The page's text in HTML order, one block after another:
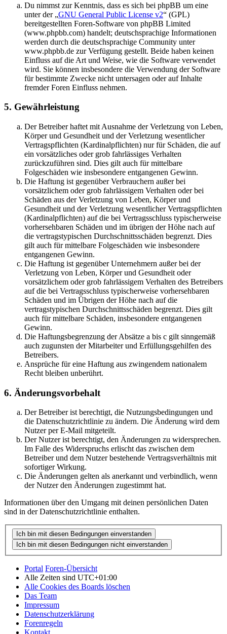
Du nimmst zur Kenntnis, dass es sich bei phpBB um eine
unter der „GNU General Public License v2“ (GPL)
bereitgestellten Foren-Software von phpBB Limited
(www.phpbb.com) handelt; deutschsprachige Informationen
werden durch die deutschsprachige Community unter
www.phpbb.de zur Verfügung gestellt. Beide haben keinen
Einfluss auf die Art und Weise, wie die Software verwendet
wird. Sie können insbesondere die Verwendung der Software
für bestimmte Zwecke nicht untersagen oder auf Inhalte
fremder Foren Einfluss nehmen.
5. Gewährleistung
Der Betreiber haftet mit Ausnahme der Verletzung von Leben,
Körper und Gesundheit und der Verletzung wesentlicher
Vertragspflichten (Kardinalpflichten) nur für Schäden, die auf
ein vorsätzliches oder grob fahrlässiges Verhalten
zurückzuführen sind. Dies gilt auch für mittelbare
Folgeschäden wie insbesondere entgangenen Gewinn.
Die Haftung ist gegenüber Verbrauchern außer bei
vorsätzlichem oder grob fahrlässigem Verhalten oder bei
Schäden aus der Verletzung von Leben, Körper und
Gesundheit und der Verletzung wesentlicher Vertragspflichten
(Kardinalpflichten) auf die bei Vertragsschluss typischerweise
vorhersehbaren Schäden und im übrigen der Höhe nach auf
die vertragstypischen Durchschnittsschäden begrenzt. Dies
gilt auch für mittelbare Folgeschäden wie insbesondere
entgangenen Gewinn.
Die Haftung ist gegenüber Unternehmern außer bei der
Verletzung von Leben, Körper und Gesundheit oder
vorsätzlichem oder grob fahrlässigem Verhalten des Betreibers
auf die bei Vertragsschluss typischerweise vorhersehbaren
Schäden und im Übrigen der Höhe nach auf die
vertragstypischen Durchschnittsschäden begrenzt. Dies gilt
auch für mittelbare Schäden, insbesondere entgangenen
Gewinn.
Die Haftungsbegrenzung der Absätze a bis c gilt sinngemäß
auch zugunsten der Mitarbeiter und Erfüllungsgehilfen des
Betreibers.
Ansprüche für eine Haftung aus zwingendem nationalem
Recht bleiben unberührt.
6. Änderungsvorbehalt
Der Betreiber ist berechtigt, die Nutzungsbedingungen und
die Datenschutzrichtlinie zu ändern. Die Änderung wird dem
Nutzer per E-Mail mitgeteilt.
Der Nutzer ist berechtigt, den Änderungen zu widersprechen.
Im Falle des Widerspruchs erlischt das zwischen dem
Betreiber und dem Nutzer bestehende Vertragsverhältnis mit
sofortiger Wirkung.
Die Änderungen gelten als anerkannt und verbindlich, wenn
der Nutzer den Änderungen zugestimmt hat.
Informationen über den Umgang mit deinen persönlichen Daten
sind in der Datenschutzrichtlinie enthalten.
Portal Foren-Übersicht
Alle Zeiten sind UTC+01:00
Alle Cookies des Boards löschen
Das Team
Impressum
Datenschutzerklärung
Forenregeln
Kontakt